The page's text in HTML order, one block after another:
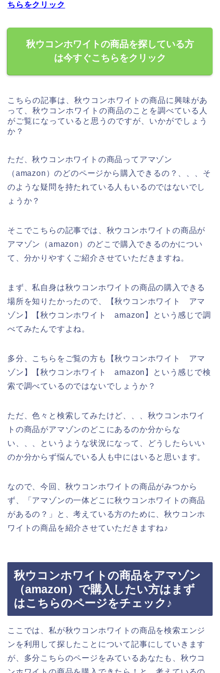
ちらをクリック
秋ウコンホワイトの商品を探している方
は今すぐこちらをクリック
こちらの記事は、秋ウコンホワイトの商品に興味があ
って、秋ウコンホワイトの商品のことを調べている人
がご覧になっていると思うのですが、いかがでしょう
か？
ただ、秋ウコンホワイトの商品ってアマゾン
（amazon）のどのページから購入できるの？、、、そ
のような疑問を持たれている人もいるのではないでし
ょうか？
そこでこちらの記事では、秋ウコンホワイトの商品が
アマゾン（amazon）のどこで購入できるのかについ
て、分かりやすくご紹介させていただきますね。
まず、私自身は秋ウコンホワイトの商品の購入できる
場所を知りたかったので、【秋ウコンホワイト アマ
ゾン】【秋ウコンホワイト amazon】という感じで調
べてみたんですよね。
多分、こちらをご覧の方も【秋ウコンホワイト アマ
ゾン】【秋ウコンホワイト amazon】という感じで検
索で調べているのではないでしょうか？
ただ、色々と検索してみたけど、、、秋ウコンホワイ
トの商品がアマゾンのどこにあるのか分からな
い、、、というような状況になって、どうしたらいい
のか分からず悩んでいる人も中にはいると思います。
なので、今回、秋ウコンホワイトの商品がみつから
ず、「アマゾンの一体どこに秋ウコンホワイトの商品
があるの？」と、考えている方のために、秋ウコンホ
ワイトの商品を紹介させていただきますね♪
秋ウコンホワイトの商品をアマゾン
（amazon）で購入したい方はまず
はこちらのページをチェック♪
ここでは、私が秋ウコンホワイトの商品を検索エンジ
ンを利用して探したことについて記事にしていきます
が、多分こちらのページをみているあなたも、秋ウコ